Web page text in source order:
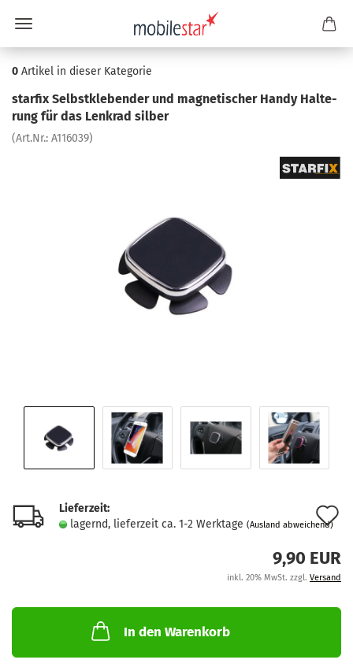
0 Artikel in dieser Kategorie
star­fix Selbst­kle­ben­der und ma­gne­ti­scher Handy Hal­te­
rung für das Lenk­rad sil­ber
(Art.Nr.: A116039)
Lieferzeit:
lagernd, lieferzeit ca. 1-2 Werktage (Ausland abweichend)
9,90 EUR
inkl. 20% MwSt. zzgl. Versand
In den Warenkorb